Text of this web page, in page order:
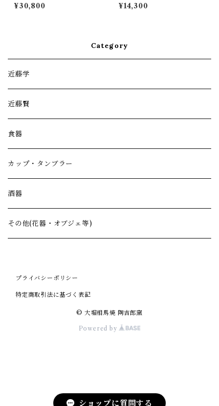
ショップに質問する
¥30,800 ¥14,300
Category
近藤学
近藤賢
食器
カップ・タンブラー
酒器
その他(花器・オブジェ等)
プライバシーポリシー
特定商取引法に基づく表記
© 大堀相馬焼 陶吉郎窯
Powered by